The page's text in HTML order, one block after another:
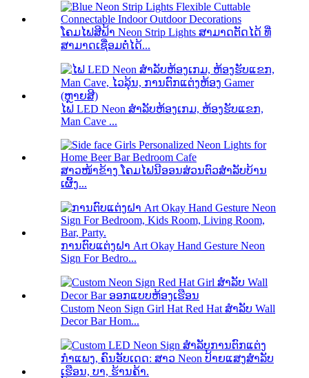
ໂຄມໄຟສີຟ້າ Neon Strip Lights ສາມາດຕັດໄດ້ ທີ່
ສາມາດເຊື່ອມຕໍ່ໄດ້...
ໄຟ LED Neon ສໍາລັບຫ້ອງເກມ, ຫ້ອງຮັບແຂກ,
Man Cave ...
ສາວໜ້າຂ້າງ ໂຄມໄຟນີອອນສ່ວນຕົວສຳລັບບ້ານ
ເຜິ້ງ...
ການຕົບແຕ່ງຝາ Art Okay Hand Gesture Neon
Sign For Bedro...
Custom Neon Sign Girl Hat Red Hat ສໍາລັບ Wall
Decor Bar Hom...